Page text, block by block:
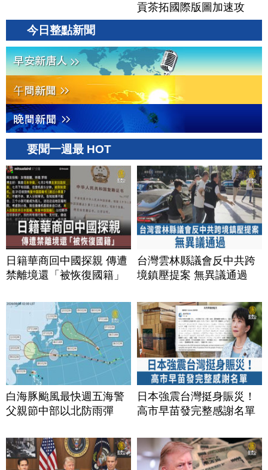
貢茶拓國際版圖加速攻
美？｜#財經新聞｜
今日整點新聞
要聞一週最 HOT
日籍華商回中國探親 傳遭
禁離境還「被恢復國籍」
台灣雲林縣議會反中共跨
境鎮壓提案 無異議通過
白海豚颱風最快週五海警
父親節中部以北防雨彈
日本強震台灣挺身賑災！
高市早苗發完整感謝名單